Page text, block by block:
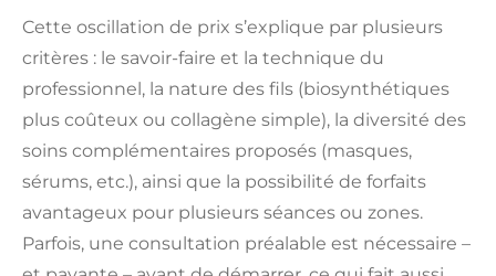
Cette oscillation de prix s’explique par plusieurs
critères : le savoir-faire et la technique du
professionnel, la nature des fils (biosynthétiques
plus coûteux ou collagène simple), la diversité des
soins complémentaires proposés (masques,
sérums, etc.), ainsi que la possibilité de forfaits
avantageux pour plusieurs séances ou zones.
Parfois, une consultation préalable est nécessaire –